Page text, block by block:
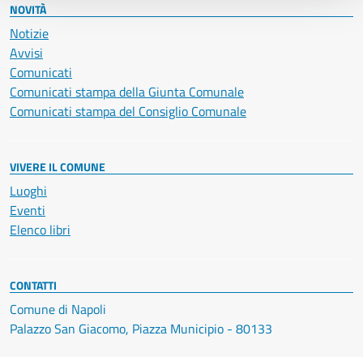
NOVITÀ
Notizie
Avvisi
Comunicati
Comunicati stampa della Giunta Comunale
Comunicati stampa del Consiglio Comunale
VIVERE IL COMUNE
Luoghi
Eventi
Elenco libri
CONTATTI
Comune di Napoli
Palazzo San Giacomo, Piazza Municipio - 80133